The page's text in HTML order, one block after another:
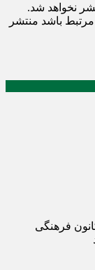
نخواهد شد.
مرتبط باشد منتشر
فرهنگی